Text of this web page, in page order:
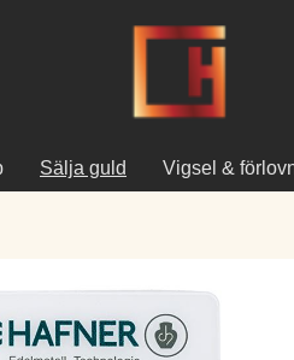
Sälja guld Vigsel &